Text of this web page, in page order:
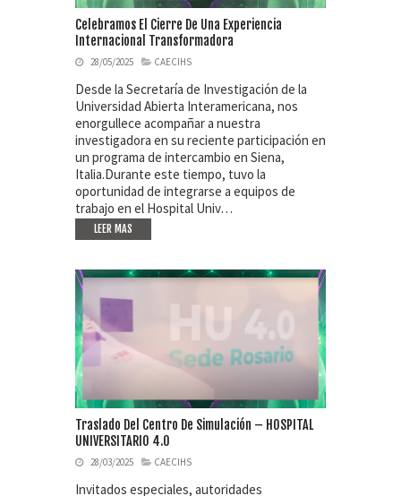
Celebramos El Cierre De Una Experiencia
Internacional Transformadora
28/05/2025 CAECIHS
Desde la Secretaría de Investigación de la
Universidad Abierta Interamericana, nos
enorgullece acompañar a nuestra
investigadora en su reciente participación en
un programa de intercambio en Siena,
Italia.Durante este tiempo, tuvo la
oportunidad de integrarse a equipos de
trabajo en el Hospital Univ…
LEER MAS
Traslado Del Centro De Simulación – HOSPITAL
UNIVERSITARIO 4.0
28/03/2025 CAECIHS
Invitados especiales, autoridades